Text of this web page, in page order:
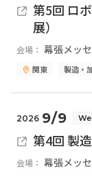
第5回 ロ
展）
会場： 幕張メッセ
関東 製造・
2026 9/9
第4回 製
会場： 幕張メッセ